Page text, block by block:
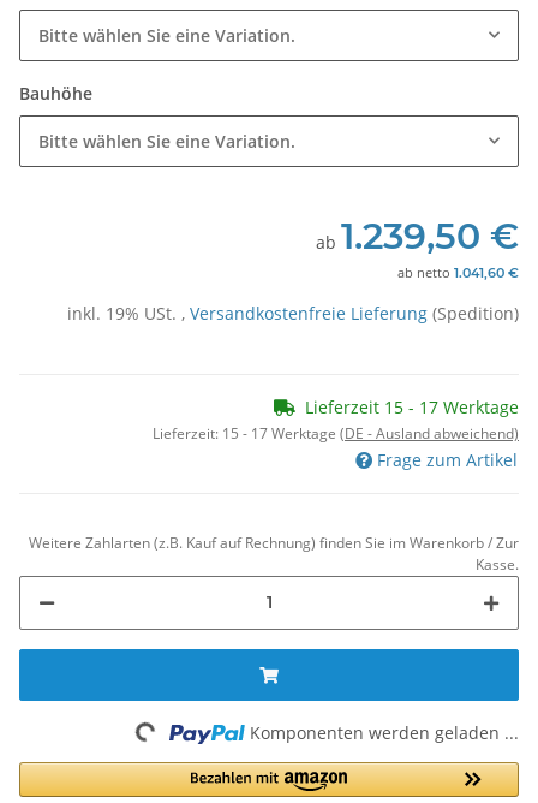
Bitte wählen Sie eine Variation.
Bauhöhe
Bitte wählen Sie eine Variation.
ab 1.239,50 €
ab netto 1.041,60 €
inkl. 19% USt. , Versandkostenfreie Lieferung (Spedition)
Lieferzeit 15 - 17 Werktage
Lieferzeit: 15 - 17 Werktage (DE - Ausland abweichend)
Frage zum Artikel
Weitere Zahlarten (z.B. Kauf auf Rechnung) finden Sie im Warenkorb / Zur
Kasse.
Loading... Komponenten werden geladen ...